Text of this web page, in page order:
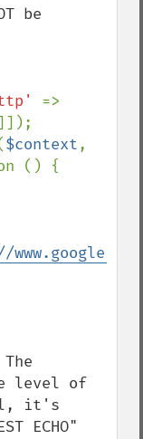
be
=>
$context,
() {
level of
it's
ECHO"